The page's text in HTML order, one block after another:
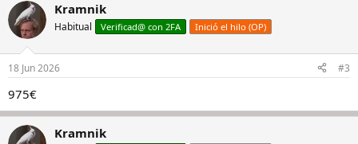
Kramnik
Habitual Verificad@ con 2FA Inició el hilo (OP)
18 Jun 2026 #3
975€
Kramnik